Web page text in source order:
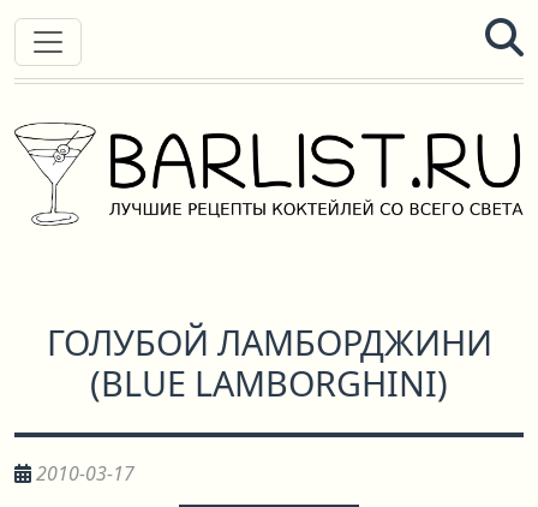
ГОЛУБОЙ ЛАМБОРДЖИНИ
(BLUE LAMBORGHINI)
2010-03-17